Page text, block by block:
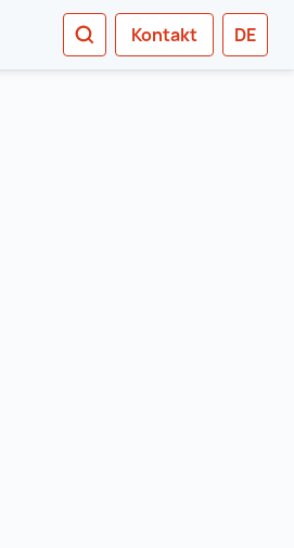
SUCHENKontakt DE